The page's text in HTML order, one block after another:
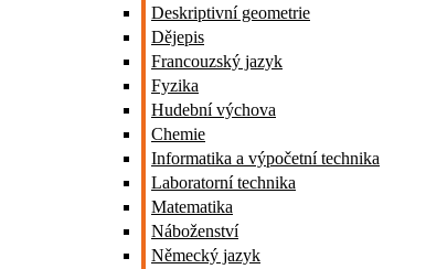
Deskriptivní geometrie
Dějepis
Francouzský jazyk
Fyzika
Hudební výchova
Chemie
Informatika a výpočetní technika
Laboratorní technika
Matematika
Náboženství
Německý jazyk